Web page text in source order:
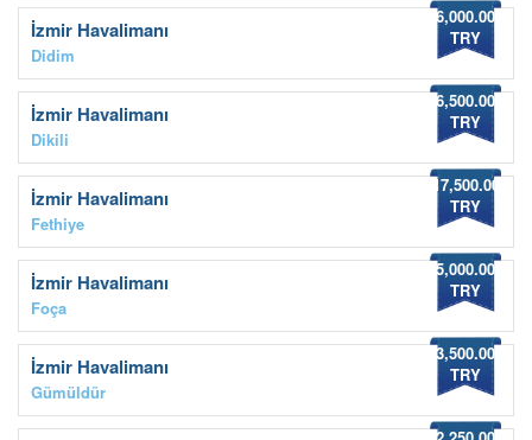
İzmir Havalimanı
Didim
6,000.00
TRY
İzmir Havalimanı
Dikili
6,500.00
TRY
İzmir Havalimanı
Fethiye
17,500.00
TRY
İzmir Havalimanı
Foça
5,000.00
TRY
İzmir Havalimanı
Gümüldür
3,500.00
TRY